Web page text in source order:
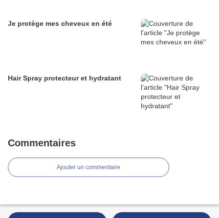
Je protège mes cheveux en été
Hair Spray protecteur et hydratant
Commentaires
Ajouter un commentaire